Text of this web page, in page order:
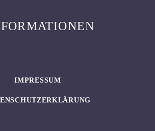
IMPRESSUM